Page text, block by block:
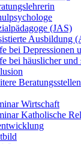
(JAS)
Ausbildung
bei Depressionen
bei häuslicher und
Beratungsstellen
Wirtschaft
Katholische